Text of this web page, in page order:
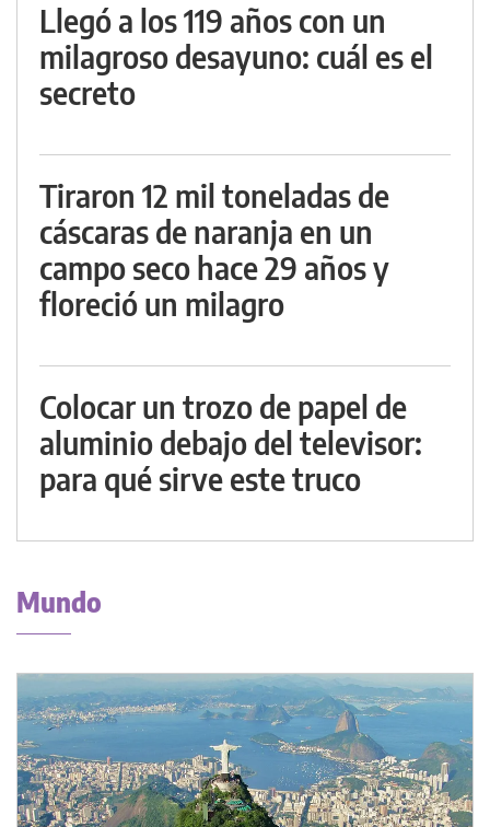
Llegó a los 119 años con un
milagroso desayuno: cuál es el
secreto
Tiraron 12 mil toneladas de
cáscaras de naranja en un
campo seco hace 29 años y
floreció un milagro
Colocar un trozo de papel de
aluminio debajo del televisor:
para qué sirve este truco
Mundo